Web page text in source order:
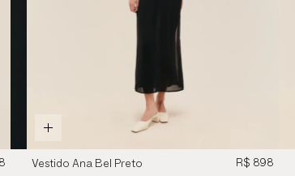
Vestido Ana Bel Preto R$ 898